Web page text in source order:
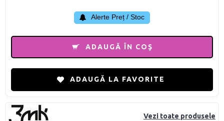
Vezi toate produsele
Alerte Preț / Stoc
ADAUGĂ ÎN COŞ
ADAUGĂ LA FAVORITE